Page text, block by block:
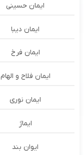
ایمان حسینی
ایمان دیبا
ایمان فرخ
ایمان فلاح و الهام
ایمان نوری
ایماژ
ایوان بند